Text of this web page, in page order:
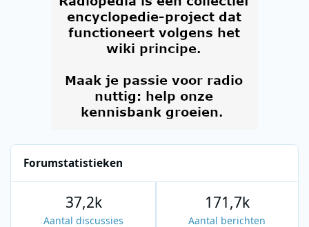
Forumstatistieken
Aantal discussies
37,2k
Aantal berichten
171,7k